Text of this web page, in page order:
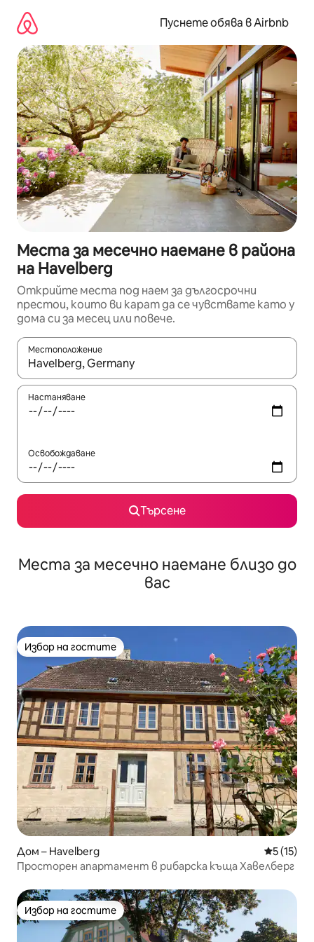
съдържанието
Пуснете обява в Airbnb
Места за месечно наемане в района
на Havelberg
Открийте места под наем за дългосрочни
престои, които ви карат да се чувствате като у
дома си за месец или повече.
Местоположение
Когато резултатите се покажат, използвайте
Настаняване
Освобождаване
Търсене
Места за месечно наемане близо до
вас
Избор на гостите
Избор на гостите
Дом – Havelberg Средна
5 (15)
Просторен апартамент в рибарска къща Хавелберг
Избор на гостите
Избор на гостите